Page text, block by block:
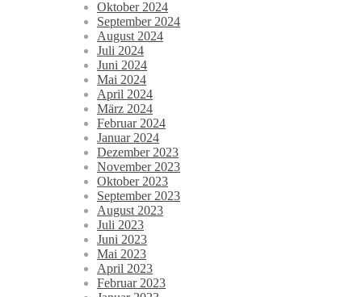
Oktober 2024
September 2024
August 2024
Juli 2024
Juni 2024
Mai 2024
April 2024
März 2024
Februar 2024
Januar 2024
Dezember 2023
November 2023
Oktober 2023
September 2023
August 2023
Juli 2023
Juni 2023
Mai 2023
April 2023
Februar 2023